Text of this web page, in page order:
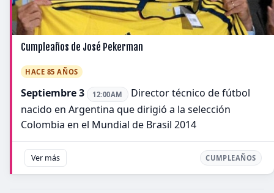
Cumpleaños de José Pekerman
HACE 85 AÑOS
Septiembre 3 12:00AM
Director técnico de fútbol
nacido en Argentina que dirigió a la selección
Colombia en el Mundial de Brasil 2014
Ver más CUMPLEAÑOS